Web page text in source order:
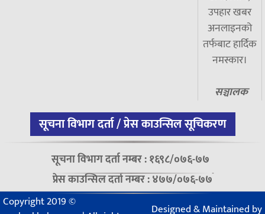
उपहार खबर
अनलाइनको
तर्फबाट हार्दिक
नमस्कार।
सञ्चालक
सूचना विभाग दर्ता / प्रेस काउन्सिल सूचिकरण
सूचना विभाग दर्ता नम्बर : १६९८/०७६-७७
प्रेस काउन्सिल दर्ता नम्बर : ४७७/०७६-७७
Copyright 2019 ©
Designed & Maintained by